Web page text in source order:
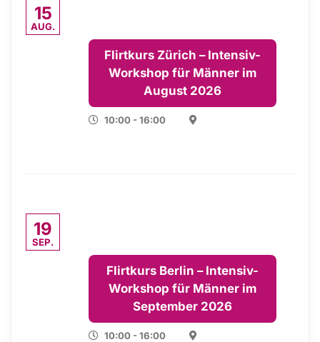
15
AUG.
Flirtkurs Zürich – Intensiv-
Workshop für Männer im
August 2026
10:00 - 16:00
19
SEP.
Flirtkurs Berlin – Intensiv-
Workshop für Männer im
September 2026
10:00 - 16:00